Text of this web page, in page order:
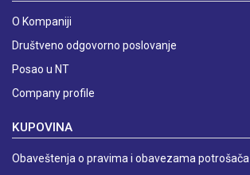
O Kompaniji
Društveno odgovorno poslovanje
Posao u NT
Company profile
KUPOVINA
Obaveštenja o pravima i obavezama potrošača